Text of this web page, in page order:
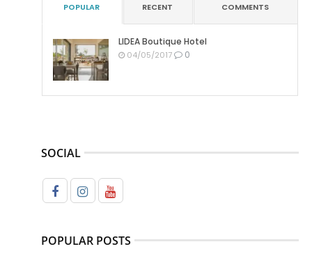
POPULAR RECENT COMMENTS
LIDEA Boutique Hotel
04/05/2017 0
SOCIAL
POPULAR POSTS